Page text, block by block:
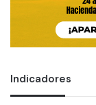
Indicadores